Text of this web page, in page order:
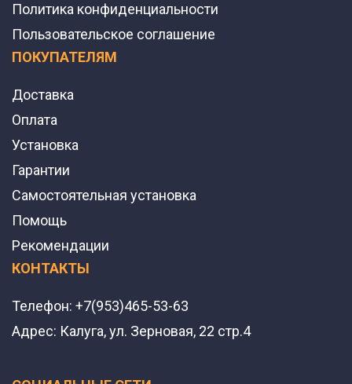
Политика конфиденциальности
Пользовательское соглашение
ПОКУПАТЕЛЯМ
Доставка
Оплата
Установка
Гарантии
Самостоятельная установка
Помощь
Рекомендации
КОНТАКТЫ
Телефон: +7(953)465-53-63
Адрес: Калуга, ул. Зерновая, 22 стр.4